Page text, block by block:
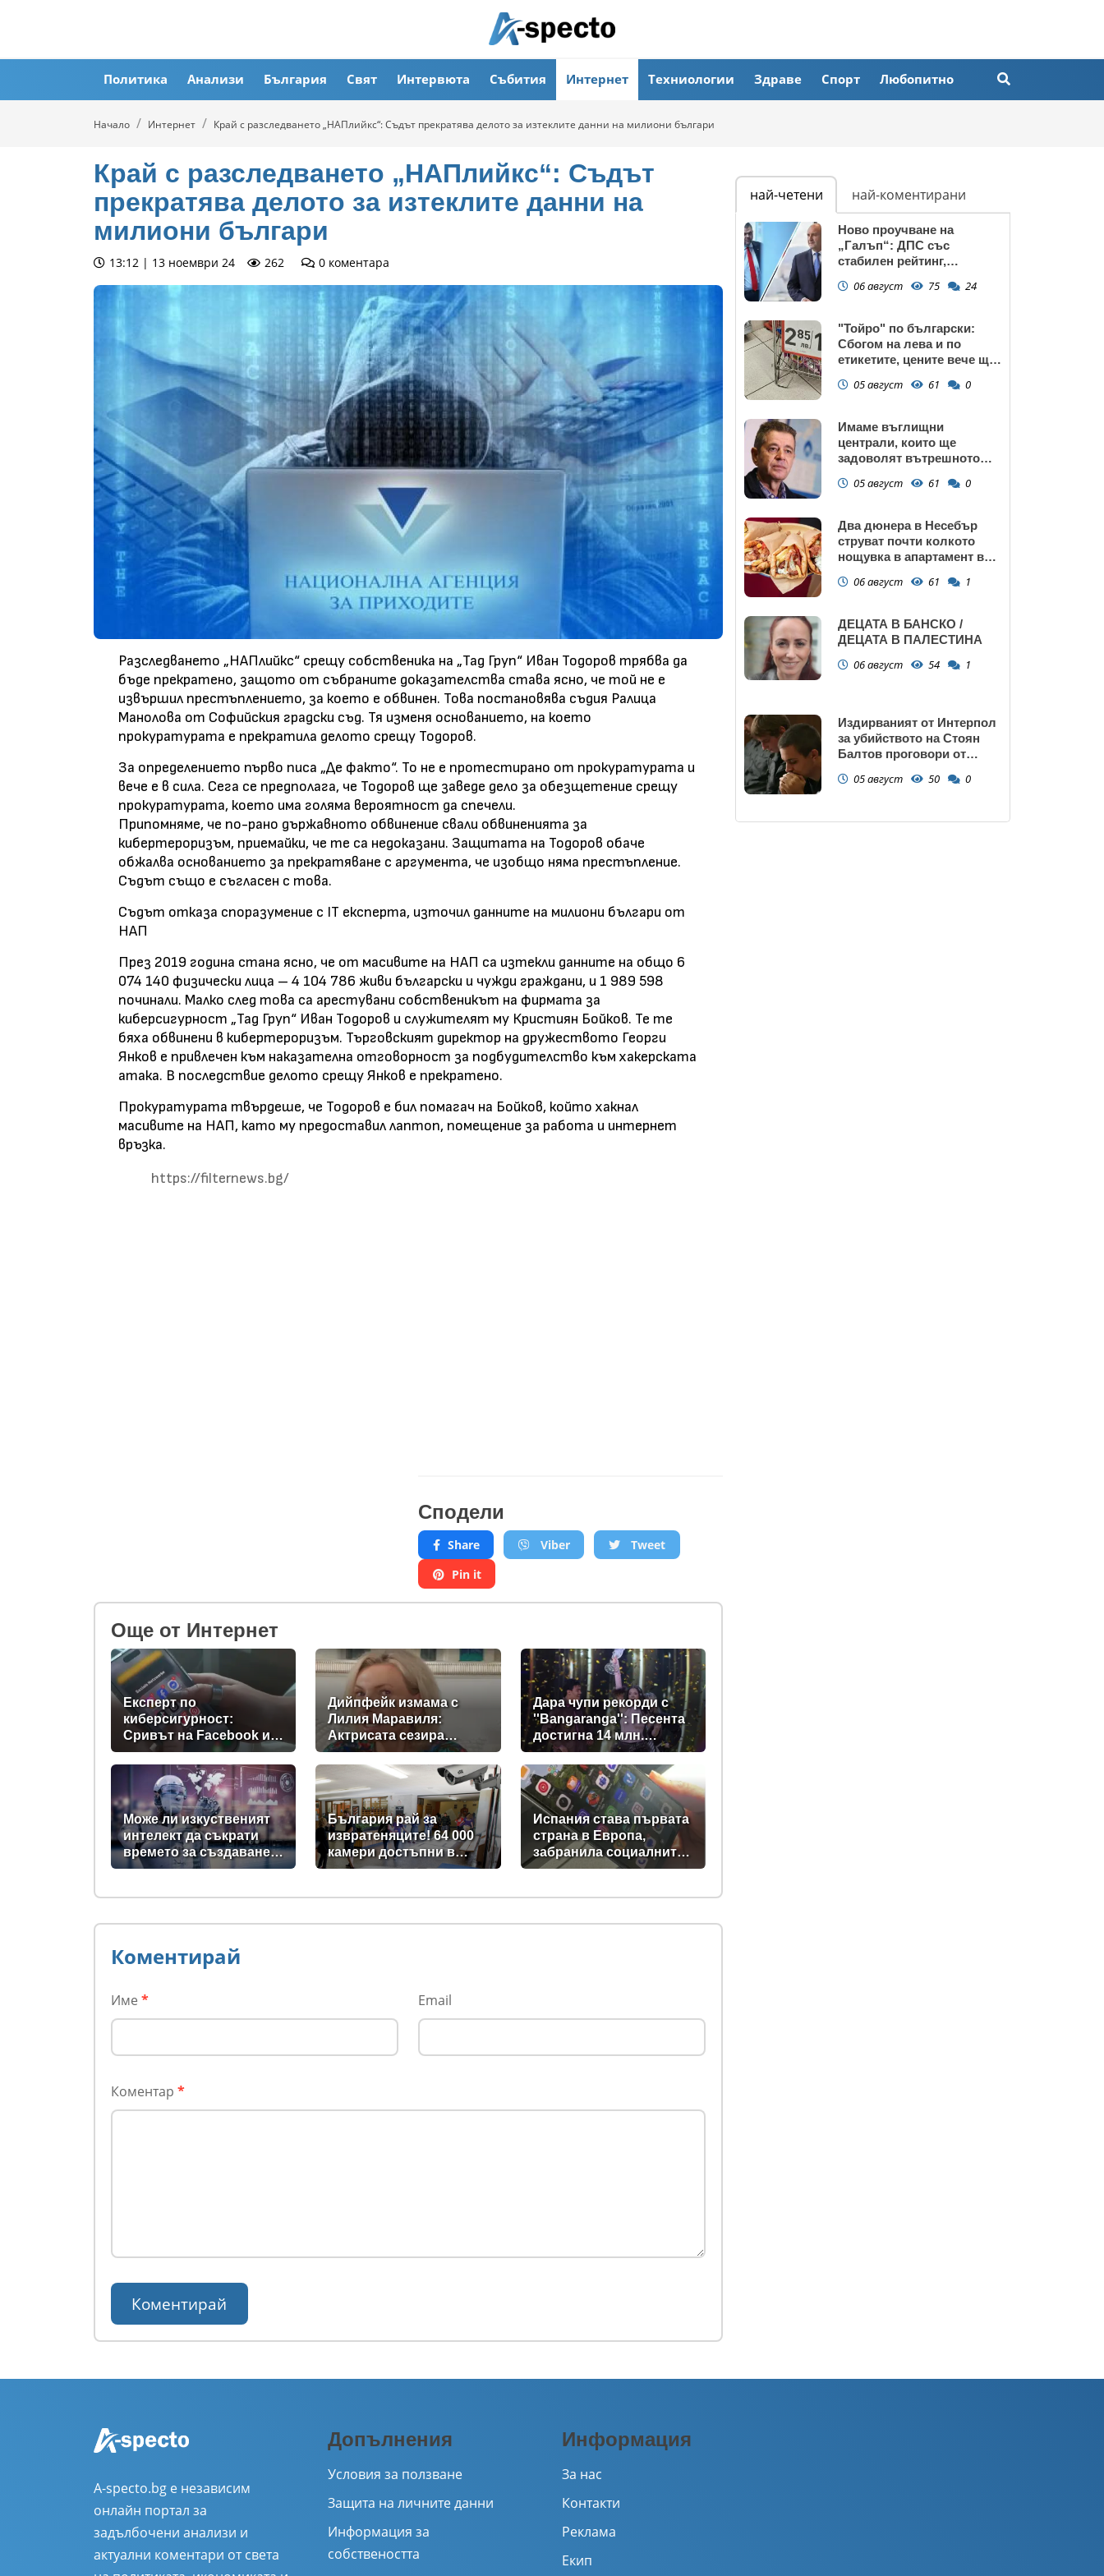
Политика Анализи България Свят Интервюта Събития Интернет Техниологии Здраве Спорт Любопитно
Начало Интернет Край с разследването „НАПлийкс“: Съдът прекратява делото за изтеклите данни на милиони българи
Край с разследването „НАПлийкс“: Съдът
прекратява делото за изтеклите данни на
милиони българи
13:12 | 13 ноември 24 262 0 коментара
Разследването „НАПлийкс“ срещу собственика на „Тад Груп“ Иван Тодоров трябва да
бъде прекратено, защото от събраните доказателства става ясно, че той не е
извършил престъплението, за което е обвинен. Това постановява съдия Ралица
Манолова от Софийския градски съд. Тя изменя основанието, на което
прокуратурата е прекратила делото срещу Тодоров.
За определението първо писа „Де факто“. То не е протестирано от прокуратурата и
вече е в сила. Сега се предполага, че Тодоров ще заведе дело за обезщетение срещу
прокуратурата, което има голяма вероятност да спечели.
Припомняме, че по-рано държавното обвинение свали обвиненията за
кибертероризъм, приемайки, че те са недоказани. Защитата на Тодоров обаче
обжалва основанието за прекратяване с аргумента, че изобщо няма престъпление.
Съдът също е съгласен с това.
Съдът отказа споразумение с IT експерта, източил данните на милиони българи от
НАП
През 2019 година стана ясно, че от масивите на НАП са изтекли данните на общо 6
074 140 физически лица – 4 104 786 живи български и чужди граждани, и 1 989 598
починали. Малко след това са арестувани собственикът на фирмата за
киберсигурност „Тад Груп“ Иван Тодоров и служителят му Кристиян Бойков. Те те
бяха обвинени в кибертероризъм. Търговският директор на дружеството Георги
Янков е привлечен към наказателна отговорност за подбудителство към хакерската
атака. В последствие делото срещу Янков е прекратено.
Прокуратурата твърдеше, че Тодоров е бил помагач на Бойков, който хакнал
масивите на НАП, като му предоставил лаптоп, помещение за работа и интернет
връзка.
https://filternews.bg/
Сподели
Share Viber
Tweet
Pin it
Oще от Интернет
Eксперт по
киберсигурност:
Сривът на Facebook и
Instagram е неуспешно
обновяване на
системите
Дийпфейк измама с
Лилия Маравиля:
Актрисата сезира
ГДБОП
Дара чупи рекорди с
''Bangaranga'': Песента
достигна 14 млн.
гледания в YouTube
Може ли изкуственият
интелект да съкрати
времето за създаване
на един филм
България рай за
извратеняците! 64 000
камери достъпни в
Интернет
Испания става първата
страна в Европа,
забранила социалните
мрежи за деца под 16
Коментирай
Име * Email
Коментар *
най-четени най-коментирани
Ново проучване на
„Галъп“: ДПС със
стабилен рейтинг,
запазва
06 август 75 24
"Тойро" по български:
Сбогом на лева и по
етикетите, цените вече ще
05 август 61 0
Имаме въглищни
централи, които ще
задоволят вътрешното
05 август 61 0
Два дюнера в Несебър
струват почти колкото
нощувка в апартамент в
06 август 61 1
ДЕЦАТА В БАНСКО /
ДЕЦАТА В ПАЛЕСТИНА
06 август 54 1
Издирваният от Интерпол
за убийството на Стоян
Балтов проговори от
05 август 50 0
A-specto.bg е независим
онлайн портал за
задълбочени анализи и
актуални коментари от света
Допълнения
Условия за ползване
Защита на личните данни
Информация за
собствеността
Информация
За нас
Контакти
Реклама
Екип